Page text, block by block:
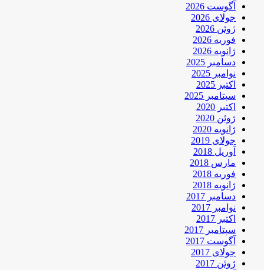
آگوست 2026
جولای 2026
ژوئن 2026
فوریه 2026
ژانویه 2026
دسامبر 2025
نوامبر 2025
اکتبر 2025
سپتامبر 2025
اکتبر 2020
ژوئن 2020
ژانویه 2020
جولای 2019
آوریل 2018
مارس 2018
فوریه 2018
ژانویه 2018
دسامبر 2017
نوامبر 2017
اکتبر 2017
سپتامبر 2017
آگوست 2017
جولای 2017
ژوئن 2017